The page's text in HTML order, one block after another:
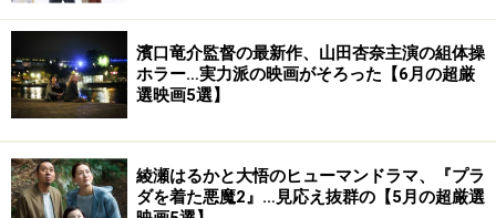
濱口竜介監督の最新作、山田杏奈主演の組体操
ホラー…実力派の映画がそろった【6月の超厳
選映画5選】
綾瀬はるかと大悟のヒューマンドラマ、『プラ
ダを着た悪魔2』…見応え抜群の【5月の超厳選